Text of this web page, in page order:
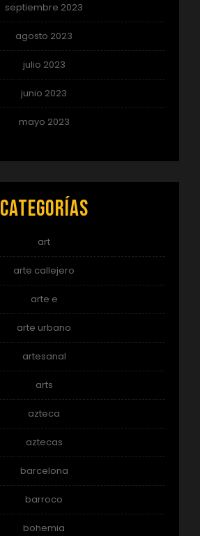
septiembre 2023
agosto 2023
julio 2023
junio 2023
mayo 2023
Categorías
art
arte callejero
arte e
arte urbano
artesanal
arts
azteca
aztecas
barcelona
barroco
bohemia